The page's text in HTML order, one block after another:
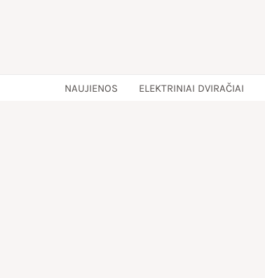
NAUJIENOS ELEKTRINIAI DVIRAČIAI